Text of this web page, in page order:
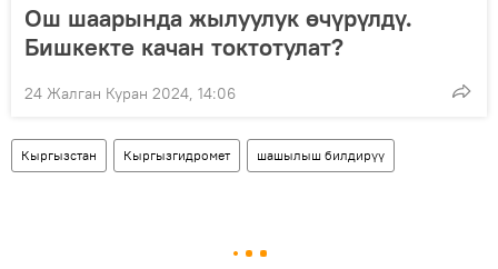
Ош шаарында жылуулук өчүрүлдү.
Бишкекте качан токтотулат?
24 Жалган Куран 2024, 14:06
Кыргызстан Кыргызгидромет шашылыш билдирүү